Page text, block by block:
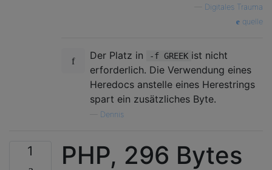
Digitales Trauma
quelle
Der Platz in -f GREEK ist nicht
erforderlich. Die Verwendung eines
Heredocs anstelle eines Herestrings
spart ein zusätzliches Byte.
Dennis
1 PHP, 296 Bytes